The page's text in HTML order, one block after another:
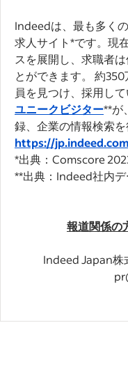
Indeedは、最も多く
求人サイト*です。現
スを展開し、求職者
とができます。 約
員を見つけ、採用し
ユニークビジター**が
録、企業の情報検索
https://jp.indeed.com
*出典：Comscore
**出典：Indeed社内
報道関係の
Indeed Japan